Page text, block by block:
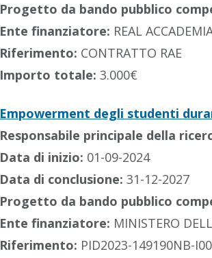
Progetto da bando pubblico
Ente finanziatore: REAL
Riferimento: CONTRATTO RAE
Importo totale: 3.000€
Empowerment degli studenti
Responsabile principale della
Data di inizio: 01-09-2024
Data di conclusione: 31-12-2027
Progetto da bando pubblico
Ente finanziatore: MINISTERO
Riferimento: PID2023-149190NB-I00